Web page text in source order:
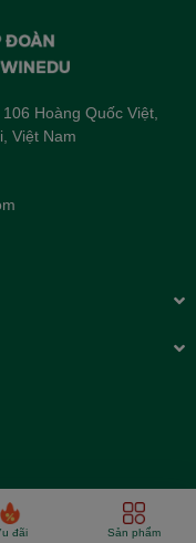
Hoàng Quốc Việt,
Việt Nam
đãi Sản phẩm